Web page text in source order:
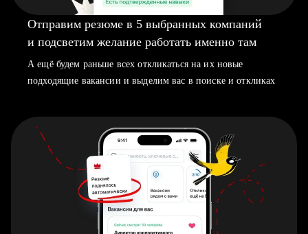
Отправим резюме в 5 выбранных компаний
и подсветим желание работать именно там
А ещё будем раньше всех откликаться на их новые
подходящие вакансии и выделим вас в поиске и откликах